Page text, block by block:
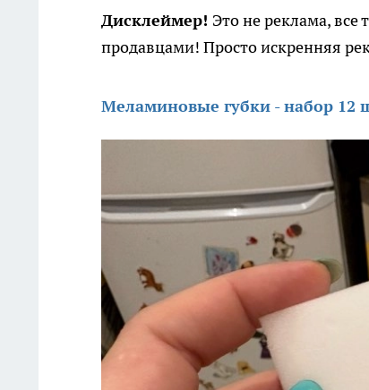
Дисклеймер! Это не реклама, все
продавцами! Просто искренняя
Меламиновые губки - набор 12